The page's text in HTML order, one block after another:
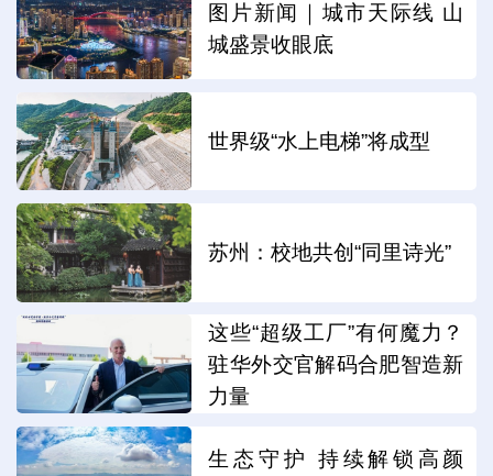
图片新闻｜城市天际线 山
城盛景收眼底
世界级“水上电梯”将成型
苏州：校地共创“同里诗光”
这些“超级工厂”有何魔力？
驻华外交官解码合肥智造新
力量
生态守护 持续解锁高颜